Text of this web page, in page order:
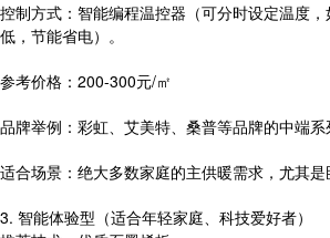
控制方式：智能编程温控器（可分时设定温度
低，节能省电）。
参考价格：200-300元/㎡
品牌举例：彩虹、艾美特、桑普等品牌的中端系
适合场景：绝大多数家庭的主供暖需求，尤其是
3. 智能体验型（适合年轻家庭、科技爱好者）